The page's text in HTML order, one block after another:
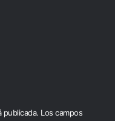
Los campos